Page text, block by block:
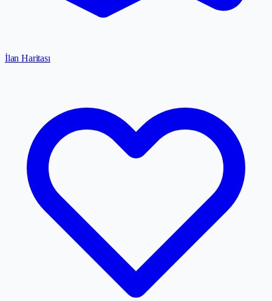
İlan Haritası